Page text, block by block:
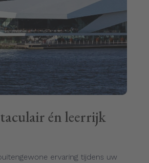
én leerrijk
ervaring tijdens uw